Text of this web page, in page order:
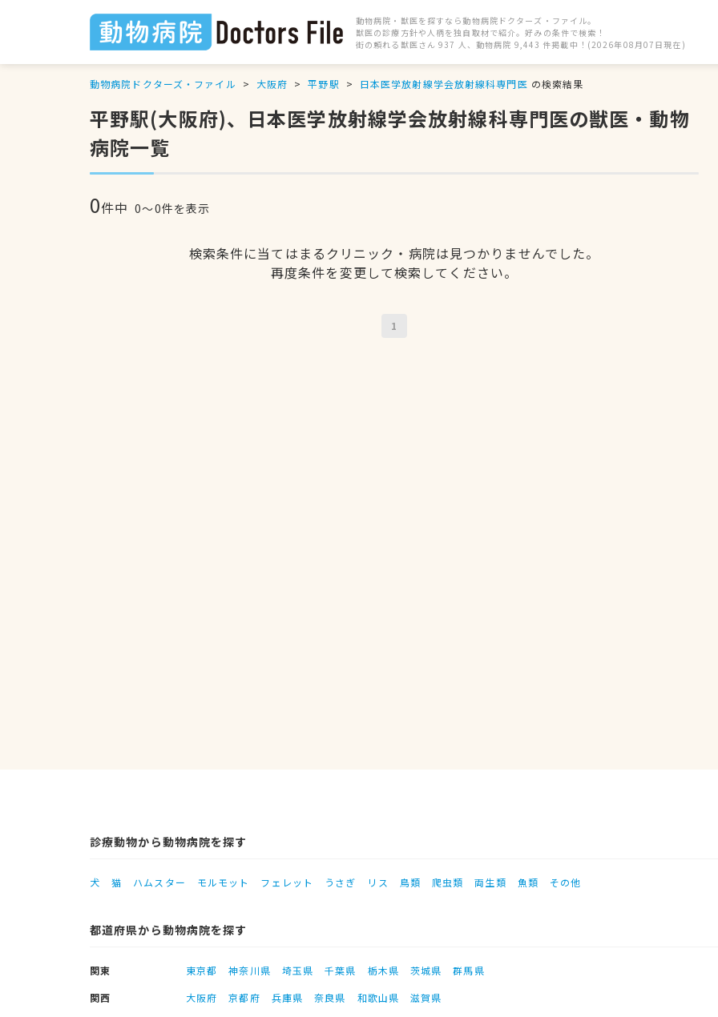
動物病院・獣医を探すなら動物病院ドクターズ・ファイル。
獣医の診療方針や人柄を独自取材で紹介。好みの条件で検索！
街の頼れる獣医さん 937 人、動物病院 9,443 件掲載中！(2026年08月07日現在)
動物病院ドクターズ・ファイル 大阪府 平野駅 日本医学放射線学会放射線科専門医 の検索結果
平野駅(大阪府)、日本医学放射線学会放射線科専門医の獣医・動物
病院一覧
0件中 0〜0件を表示
検索条件に当てはまるクリニック・病院は見つかりませんでした。
再度条件を変更して検索してください。
1
診療動物から動物病院を探す
犬 猫 ハムスター モルモット フェレット うさぎ リス 鳥類 爬虫類 両生類 魚類 その他
都道府県から動物病院を探す
関東 東京都 神奈川県 埼玉県 千葉県 栃木県 茨城県
群馬県
関西
大阪府 京都府 兵庫県 奈良県 和歌山県
滋賀県